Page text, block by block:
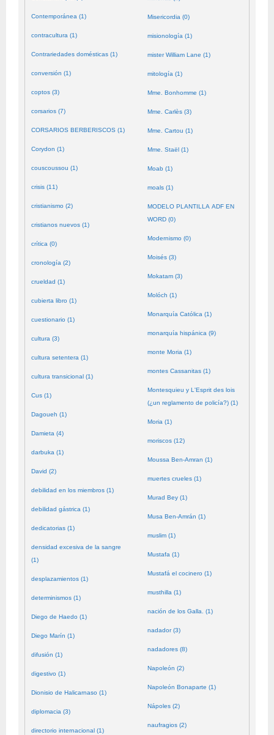
Contemporánea (1)
contracultura (1)
Contrariedades domésticas (1)
conversión (1)
coptos (3)
corsarios (7)
CORSARIOS BERBERISCOS (1)
Corydon (1)
couscoussou (1)
crisis (11)
cristianismo (2)
cristianos nuevos (1)
crítica (0)
cronología (2)
crueldad (1)
cubierta libro (1)
cuestionario (1)
cultura (3)
cultura setentera (1)
cultura transicional (1)
Cus (1)
Dagoueh (1)
Damieta (4)
darbuka (1)
David (2)
debilidad en los miembros (1)
debilidad gástrica (1)
dedicatorias (1)
densidad excesiva de la sangre
(1)
desplazamientos (1)
determinismos (1)
Diego de Haedo (1)
Diego Marín (1)
difusión (1)
digestivo (1)
Dionisio de Halicarnaso (1)
diplomacia (3)
directorio internacional (1)
Misericordia (0)
misionología (1)
mister William Lane (1)
mitología (1)
Mme. Bonhomme (1)
Mme. Carlès (3)
Mme. Cartou (1)
Mme. Staël (1)
Moab (1)
moals (1)
MODELO PLANTILLA ADF EN
WORD (0)
Modernismo (0)
Moisés (3)
Mokatam (3)
Molóch (1)
Monarquía Católica (1)
monarquía hispánica (9)
monte Moria (1)
montes Cassanitas (1)
Montesquieu y L'Esprit des lois
(¿un reglamento de policía?) (1)
Moria (1)
moriscos (12)
Moussa Ben-Amran (1)
muertes crueles (1)
Murad Bey (1)
Musa Ben-Amrán (1)
muslim (1)
Mustafa (1)
Mustafá el cocinero (1)
musthilla (1)
nación de los Galla. (1)
nadador (3)
nadadores (8)
Napoleón (2)
Napoleón Bonaparte (1)
Nápoles (2)
naufragios (2)